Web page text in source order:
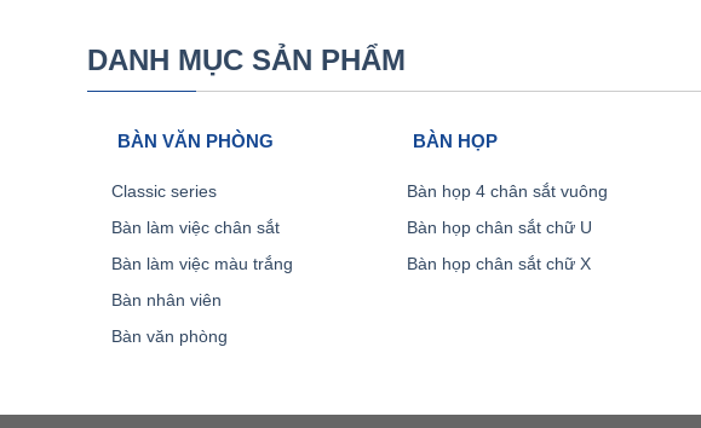
DANH MỤC SẢN PHẨM
BÀN VĂN PHÒNG
Classic series
Bàn làm việc chân sắt
Bàn làm việc màu trắng
Bàn nhân viên
Bàn văn phòng
BÀN HỌP
Bàn họp 4 chân sắt vuông
Bàn họp chân sắt chữ U
Bàn họp chân sắt chữ X